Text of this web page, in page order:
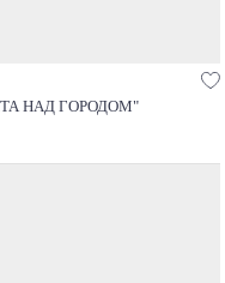
НАД ГОРОДОМ"